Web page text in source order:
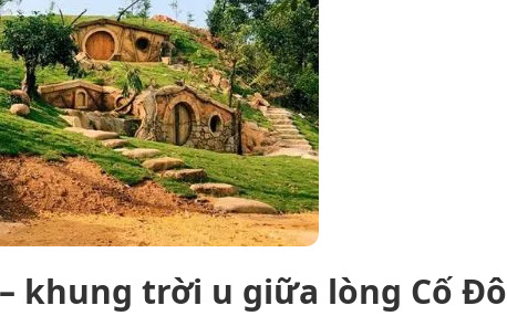
khung trời u giữa lòng Cố Đô